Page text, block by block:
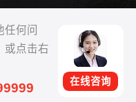
何问
或点击右
在线咨询